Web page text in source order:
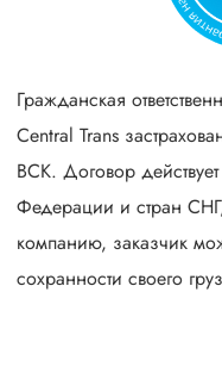
Гражданская
Central Trans
ВСК. Договор
Федерации и стран
компанию, заказчик
сохранности своего